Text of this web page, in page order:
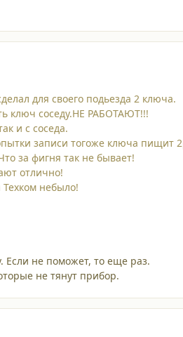
для своего подьезда 2 ключа.
ключ соседу.НЕ РАБОТАЮТ!!!
и с соседа.
записи тогоже ключа пищит
за фигня так не бывает!
отлично!
небыло!
Если не поможет, то еще раз.
не тянут прибор.